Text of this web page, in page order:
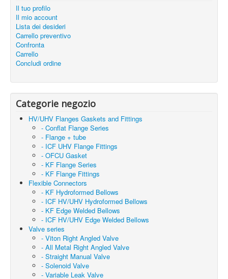
Il tuo profilo
Il mio account
Lista dei desideri
Carrello preventivo
Confronta
Carrello
Concludi ordine
Categorie negozio
HV/UHV Flanges Gaskets and Fittings
- Conflat Flange Series
- Flange + tube
- ICF UHV Flange Fittings
- OFCU Gasket
- KF Flange Series
- KF Flange Fittings
Flexible Connectors
- KF Hydroformed Bellows
- ICF HV/UHV Hydroformed Bellows
- KF Edge Welded Bellows
- ICF HV/UHV Edge Welded Bellows
Valve series
- Viton Right Angled Valve
- All Metal Right Angled Valve
- Straight Manual Valve
- Solenoid Valve
- Variable Leak Valve